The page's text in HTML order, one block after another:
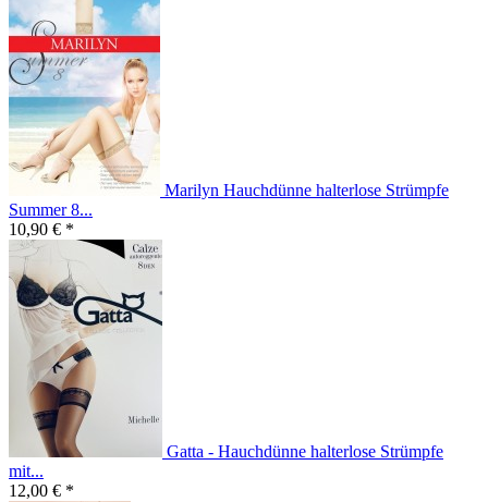
Marilyn Hauchdünne halterlose Strümpfe
Summer 8...
10,90 € *
Gatta - Hauchdünne halterlose Strümpfe
mit...
12,00 € *